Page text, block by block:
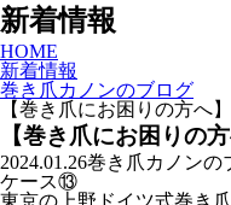
新着情報
HOME
新着情報
巻き爪カノンのブログ
【巻き爪にお困りの方へ
【巻き爪にお困りの
2024.01.26巻き爪カノンの
ケース⑬
東京の上野ドイツ式巻き